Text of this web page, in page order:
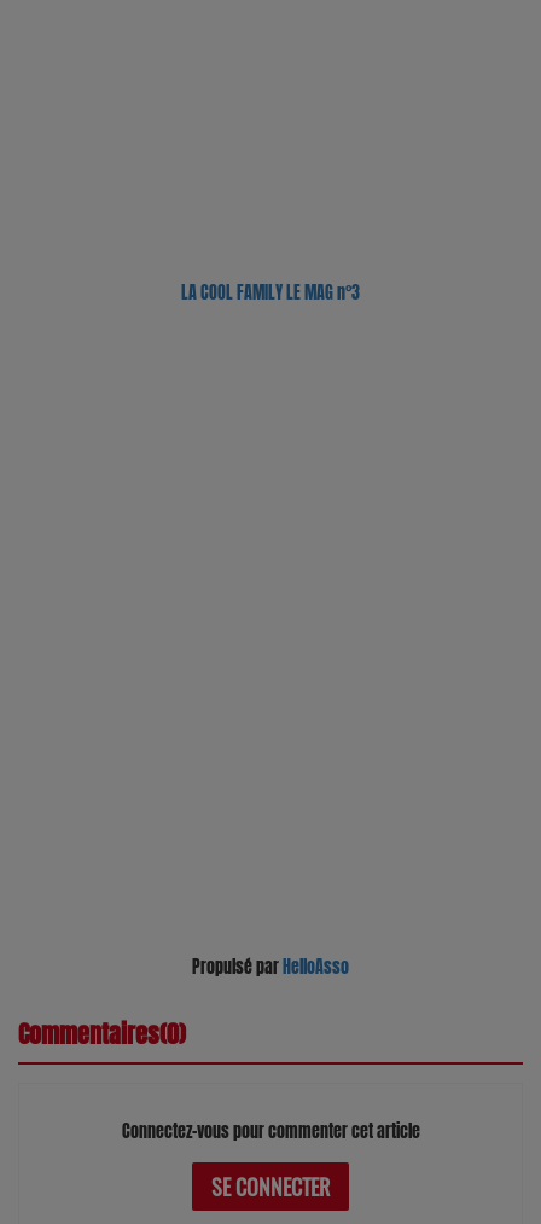
LA COOL FAMILY LE MAG n°3
Propulsé par HelloAsso
Commentaires(0)
Connectez-vous pour commenter cet article
SE CONNECTER